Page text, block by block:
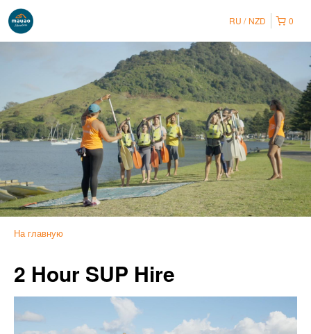
0
RU NZD
На главную
2 Hour SUP Hire